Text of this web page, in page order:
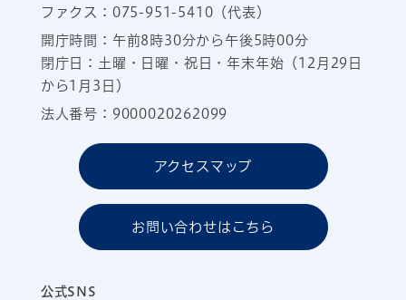
ファクス：075-951-5410（代表）
開庁時間：午前8時30分から午後5時00分
閉庁日：土曜・日曜・祝日・年末年始（12月29日
から1月3日）
法人番号：9000020262099
アクセスマップ
お問い合わせはこちら
公式SNS